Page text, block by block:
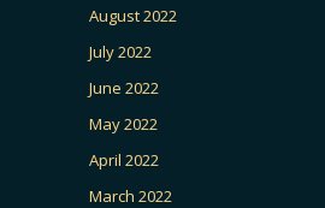
August 2022
July 2022
June 2022
May 2022
April 2022
March 2022